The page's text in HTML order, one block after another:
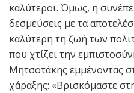
καλύτεροι. Όμως, η
δεσμεύσεις με τα
καλύτερη τη ζωή των
που χτίζει την
Μητσοτάκης εμμένοντας
χάραξης: «Βρισκόμαστε